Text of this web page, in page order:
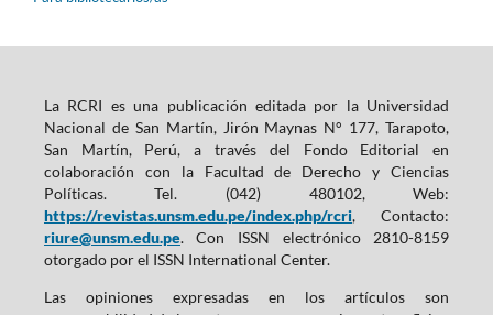
La RCRI es una publicación editada por la Universidad
Nacional de San Martín, Jirón Maynas N° 177, Tarapoto,
San Martín, Perú, a través del Fondo Editorial en
colaboración con la Facultad de Derecho y Ciencias
Políticas. Tel. (042) 480102, Web:
https://revistas.unsm.edu.pe/index.php/rcri, Contacto:
riure@unsm.edu.pe. Con ISSN electrónico 2810-8159
otorgado por el ISSN International Center.
Las opiniones expresadas en los artículos son